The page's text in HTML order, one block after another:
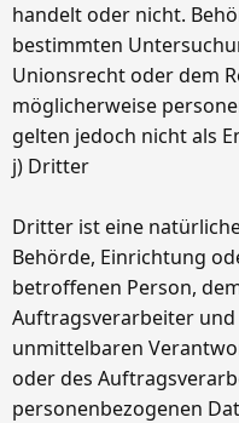
handelt oder nicht.
bestimmten
Unionsrecht oder dem
möglicherweise
gelten jedoch nicht als
j) Dritter
Dritter ist eine
Behörde, Einrichtung
betroffenen Person,
Auftragsverarbeiter
unmittelbaren
oder des
personenbezogenen